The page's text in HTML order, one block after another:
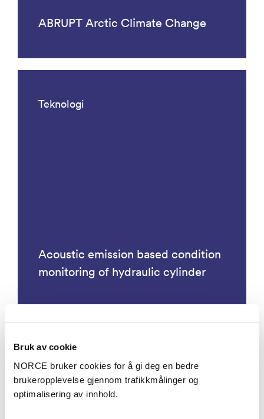
Bruk av cookie
NORCE bruker cookies for å gi deg en bedre
brukeropplevelse gjennom trafikkmålinger og
optimalisering av innhold.
ABRUPT Arctic Climate Change
Teknologi
Acoustic emission based condition
monitoring of hydraulic cylinder
Prosjekter